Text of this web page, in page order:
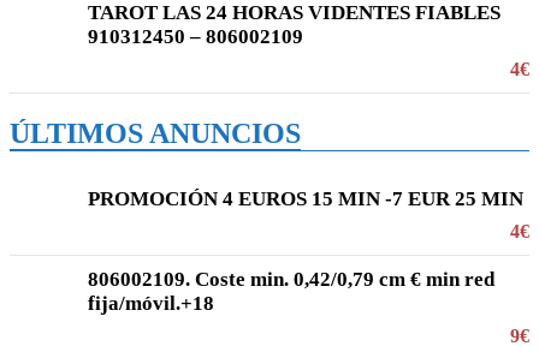
TAROT LAS 24 HORAS VIDENTES FIABLES
910312450 – 806002109
4€
ÚLTIMOS ANUNCIOS
PROMOCIÓN 4 EUROS 15 MIN -7 EUR 25 MIN
4€
806002109. Coste min. 0,42/0,79 cm € min red
fija/móvil.+18
9€